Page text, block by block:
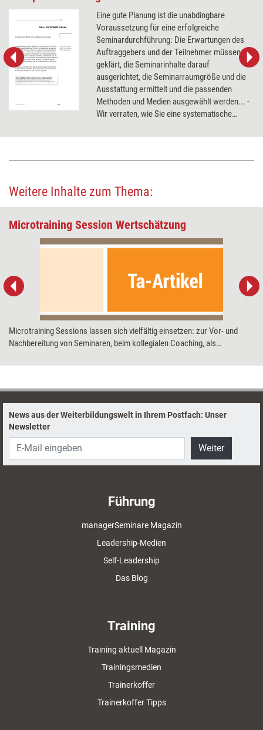
Eine gute Planung ist die unabdingbare
Voraussetzung für eine erfolgreiche
Seminardurchführung: Die Erwartungen des
Auftraggebers und der Teilnehmer müssen
geklärt, die Seminarinhalte darauf
ausgerichtet, die Seminarraumgröße und die
Ausstattung ermittelt und die passenden
Methoden und Medien ausgewählt werden... -
Wir verraten, wie Sie eine systematische
Aktivitäten zu den einzelnen Planungsschritten
Weitere Inhalte zum Thema:
Microtraining Session Wertschätzung
Microtraining Sessions lassen sich vielfältig einsetzen: zur Vor- und
Nachbereitung von Seminaren, beim kollegialen Coaching, als
Workshopthema. Zum Beispiel, um Mitarbeiter in wertschätzender
News aus der Weiterbildungswelt in Ihrem Postfach: Unser
Newsletter
Weiter
Führung
managerSeminare Magazin
Leadership-Medien
Self-Leadership
Das Blog
Training
Training aktuell Magazin
Trainingsmedien
Trainerkoffer
Trainerkoffer Tipps